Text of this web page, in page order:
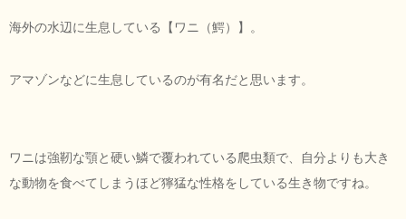
海外の水辺に生息している【ワニ（鰐）】。
アマゾンなどに生息しているのが有名だと思います。
ワニは強靭な顎と硬い鱗で覆われている爬虫類で、自分よりも大き
な動物を食べてしまうほど獰猛な性格をしている生き物ですね。